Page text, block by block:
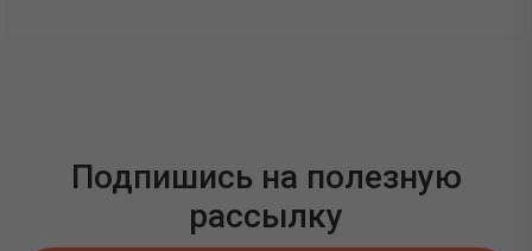
Подпишись на полезную
рассылку